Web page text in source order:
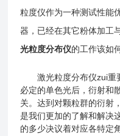
粒度仪作为一种测试性能
器，已经在其它粉体加工
光粒度分布仪的工作该如
激光粒度分布仪zui重
必定的单色光后，衍射和
关。达到对颗粒群的衍射
是我们更加的了解和解决
的多少决议着对应各特定